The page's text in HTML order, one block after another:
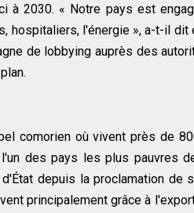
à 2030. « Notre pays est
hospitaliers, l'énergie », a-t-il
de lobbying auprès des
comorien où vivent près de
des pays les plus pauvres
depuis la proclamation de
principalement grâce à